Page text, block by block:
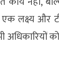
लक्ष्य और
अधिकारियों